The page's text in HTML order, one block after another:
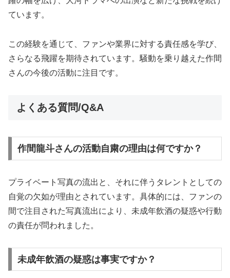
ています。
この経験を通じて、ファンや業界に対する責任感を学び、
さらなる飛躍を期待されています。騒動を乗り越えた作間
さんの今後の活動に注目です。
よくある質問/Q&A
作間龍斗さんの活動自粛の理由は何ですか？
プライベート写真の流出と、それに伴うタレントとしての
自覚の欠如が理由とされています。具体的には、ファンの
間で注目された写真流出により、未成年飲酒の疑惑や行動
の責任が問われました。
未成年飲酒の疑惑は事実ですか？